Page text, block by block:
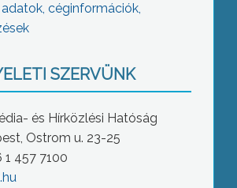
céginformációk,
SZERVÜNK
és Hírközlési Hatóság
Ostrom u. 23-25
1 457 7100